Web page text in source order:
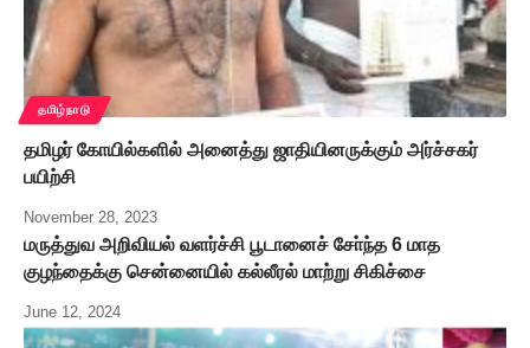
தமிழ்நாடு
தமிழர் கோயில்களில் அனைத்து ஜாதியினருக்கும் அர்ச்சகர்
பயிற்சி
November 28, 2023
மருத்துவ அறிவியல் வளர்ச்சி பூடானைச் சோ்ந்த 6 மாத
குழந்தைக்கு சென்னையில் கல்லீரல் மாற்று சிகிச்சை
June 12, 2024